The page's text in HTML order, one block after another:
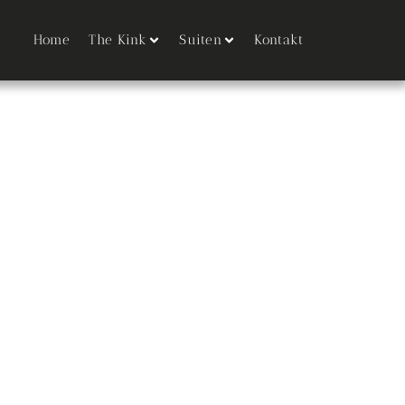
Home The Kink Suiten Kontakt